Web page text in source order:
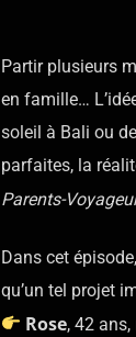
Partir plusieurs
en famille…
soleil à Bali ou
parfaites, la
Parents-
Dans cet
qu’un tel projet
Rose, 42